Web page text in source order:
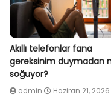
Akıllı telefonlar fana
gereksinim duymadan
soğuyor?
admin Haziran 21, 2026